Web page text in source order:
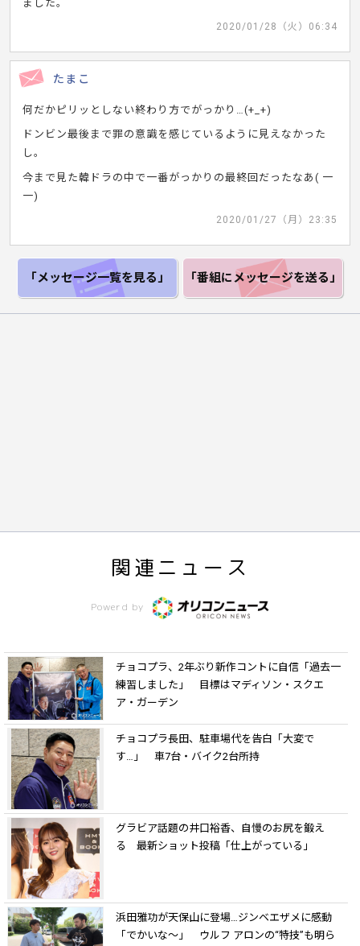
ました。
2020/01/28（火）06:34
たまこ
何だかピリッとしない終わり方でがっかり…(+_+)
ドンビン最後まで罪の意識を感じているように見えなかった
し。
今まで見た韓ドラの中で一番がっかりの最終回だったなあ( 一
一)
2020/01/27（月）23:35
「メッセージ一覧を見る」 「番組にメッセージを送る」
関連ニュース
Powerd by
チョコプラ、2年ぶり新作コントに自信「過去一
練習しました」 目標はマディソン・スクエ
ア・ガーデン
チョコプラ長田、駐車場代を告白「大変で
す…」 車7台・バイク2台所持
グラビア話題の井口裕香、自慢のお尻を鍛え
る 最新ショット投稿「仕上がっている」
浜田雅功が天保山に登場…ジンベエザメに感動
「でかいな～」 ウルフ アロンの“特技”も明ら